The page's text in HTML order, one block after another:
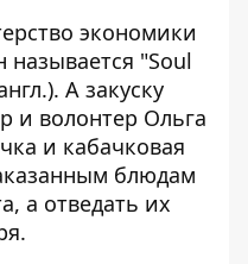
экономики
"Soul
А закуску
и волонтер Ольга
и кабачковая
блюдам
а отведать их